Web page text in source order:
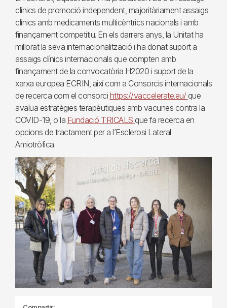
clínics de promoció independent, majoritàriament assaigs
clínics amb medicaments multicèntrics nacionals i amb
finançament competitiu. En els darrers anys, la Unitat ha
millorat la seva internacionalització i ha donat suport a
assaigs clínics internacionals que compten amb
finançament de la convocatòria H2020 i suport de la
xarxa europea ECRIN, així com a Consorcis internacionals
de recerca com el consorci https://vaccelerate.eu/ que
avalua estratègies terapèutiques amb vacunes contra la
COVID-19, o la Fundació TRICALS que fa recerca en
opcions de tractament per a l’Esclerosi Lateral
Amiotròfica.